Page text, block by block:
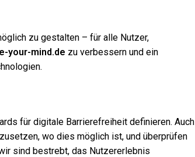
zu gestalten – für alle Nutzer,
your-mind.de zu verbessern und ein
für digitale Barrierefreiheit definieren. Auch
wo dies möglich ist, und überprüfen
sind bestrebt, das Nutzererlebnis